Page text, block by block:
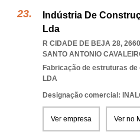
Indústria De
Lda
R CIDADE DE BEJA 28,
SANTO ANTONIO
Fabricação de estruturas
LDA
Designação comercial:
Ver empresa Ver no